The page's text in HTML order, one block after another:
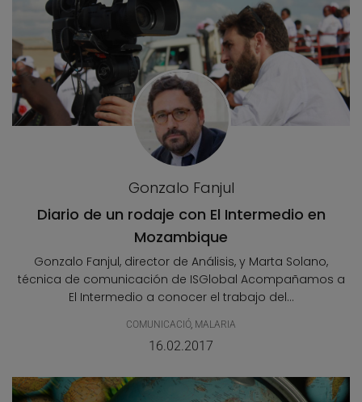
Gonzalo Fanjul
Diario de un rodaje con El Intermedio en
Mozambique
Gonzalo Fanjul, director de Análisis, y Marta Solano,
técnica de comunicación de ISGlobal Acompañamos a
El Intermedio a conocer el trabajo del...
COMUNICACIÓ, MALARIA
16.02.2017